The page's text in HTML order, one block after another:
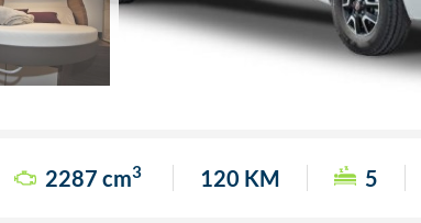
2287 cm3 120 KM 5